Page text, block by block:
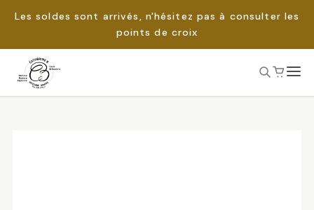
Les soldes sont arrivés, n'hésitez pas à consulter les
points de croix
Passer